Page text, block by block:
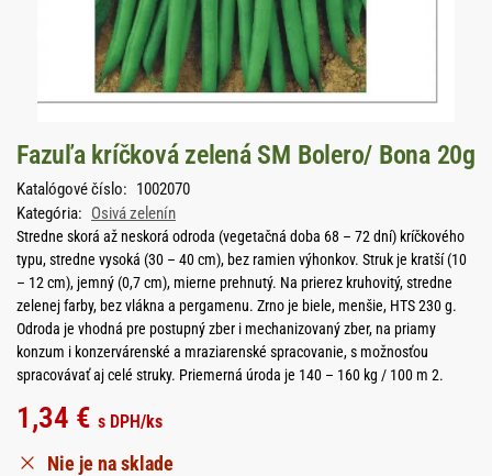
Fazuľa kríčková zelená SM Bolero/ Bona 20g
Katalógové číslo: 1002070
Kategória: Osivá zelenín
Stredne skorá až neskorá odroda (vegetačná doba 68 – 72 dní) kríčkového
typu, stredne vysoká (30 – 40 cm), bez ramien výhonkov. Struk je kratší (10
– 12 cm), jemný (0,7 cm), mierne prehnutý. Na prierez kruhovitý, stredne
zelenej farby, bez vlákna a pergamenu. Zrno je biele, menšie, HTS 230 g.
Odroda je vhodná pre postupný zber i mechanizovaný zber, na priamy
konzum i konzervárenské a mraziarenské spracovanie, s možnosťou
spracovávať aj celé struky. Priemerná úroda je 140 – 160 kg / 100 m 2.
1,34 € s DPH/ks
Nie je na sklade